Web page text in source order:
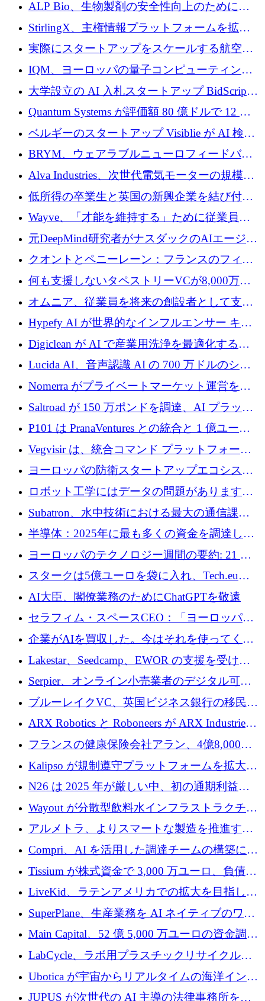
ALP Bio、生物製剤の安全性向上のために
Venture Kick から 16 万 1,000 ユーロを調達
StirlingX、主権情報プラットフォームを拡張
するためにシリーズ A で 2,000 万ドルを確保
実際にスタートアップをスケールする航空イ
ノベーション モデルを学ぶ
IQM、ヨーロッパの量子コンピューティング
企業として初めて米国の主要取引所に上場
大学設立の AI 入札スタートアップ BidScript
がプレシード資金総額 100 万ドルを突破
Quantum Systems が評価額 80 億ドルで 12 億
ドルを調達
ベルギーのスタートアップ Visiblie が AI 検索
の可視化のために 50 万ユーロを調達
BRYM、ウェアラブルニューロフィードバッ
クプラットフォームの開発に65万ユーロを確
Alva Industries、次世代電気モーターの規模拡
大に 1,600 万ユーロを調達
低所得の卒業生と英国の新興企業を結び付け
るためにCommon Pathを開始
Wayve、「才能を維持する」ために従業員に
8,500万ドルの株式公開買い付けを実施
元DeepMind研究者がナスダックのAIエージェ
ントを拡張するためにCreandumの資金調達で
記録を獲得
クオントとペニーレーン：フランスのフィン
テックの友人と敵
何も支援しないタペストリーVCが8,000万ド
ルの資金を調達、ロンドン事務所を開設
オムニア、従業員を将来の創設者として支援
するために Firedrop でファンドを立ち上げる
Hypefy AI が世界的なインフルエンサー キャ
ンペーンを自動化するためにシリーズ A で
720 万ドルを調達
Digiclean が AI で産業用洗浄を最適化するた
めに 250 万ユーロを調達
Lucida AI、音声認識 AI の 700 万ドルのシー
ドラウンドを終了
Nomerra がプライベートマーケット運営を自
動化するために 200 万ドルを調達
Saltroad が 150 万ポンドを調達、AI プラット
フォーム Ogma を買収して子ども向け言語療
法を拡大
P101 は PranaVentures との統合と 1 億ユーロ
のファンドによりシード投資に拡大
Vegvisir は、統合コマンド プラットフォーム
を通じて関連する無人システムを接続するた
めの資金を調達します
ヨーロッパの防衛スタートアップエコシステ
ムとなったハッカソン
ロボット工学にはデータの問題があります。
Macrodata Labs はそれを解決したいと考えて
Subatron、水中技術における最大の通信課題
の 1 つに取り組むために 16 万 2,000 ユーロを
確保
半導体：2025年に最も多くの資金を調達した
10社
ヨーロッパのテクノロジー週間の要約: 21 億
ユーロの取引と Tech.eu Funding Explorer
スタークは5億ユーロを袋に入れ、Tech.eu
Funding Explorerの立ち上げ、そしてルクセン
ブルクの大きな野望
AI大臣、閣僚業務のためにChatGPTを敬遠
セラフィム・スペースCEO：「ヨーロッパは
追いつきつつある」
企業がAIを買収した。今はそれを使ってくれ
る人々が必要です
Lakestar、Seedcamp、EWOR の支援を受け、
SE3 が自律システム用の空間 AI プラットフォ
ームを発表
Serpier、オンライン小売業者のデジタル可視
性向上を支援するために 140 万ユーロを調達
ブルーレイクVC、英国ビジネス銀行の移民主
導スタートアップ支援で初のファンド獲得に
ARX Robotics と Roboneers が ARX Industries
を設立し、無人地上車両の生産を拡大
フランスの健康保険会社アラン、4億8,000万
ユーロの資金調達ラウンドで合意
Kalipso が規制遵守プラットフォームを拡大す
るために 320 万ドルを調達
N26 は 2025 年が厳しい中、初の通期利益を
達成
Wayout が分散型飲料水インフラストラクチャ
プラットフォームを拡張するために 242 万ユ
ーロを調達
アルメトラ、よりスマートな製造を推進する
ためにシリーズ A で 1,630 万ユーロを確保
Compri、AI を活用した調達チームの構築に
320 万ユーロを確保
Tissium が株式資金で 3,000 万ユーロ、負債で
3,000 万ユーロを調達
LiveKid、ラテンアメリカでの拡大を目指して
Aldea を買収
SuperPlane、生産業務を AI ネイティブのワー
クフロー層に変えるために 260 万ドルを確保
Main Capital、52 億 5,000 万ユーロの資金調達
でエンタープライズ ソフトウェアの開発を倍
LabCycle、ラボ用プラスチックリサイクルシ
ステムを商業化し、焼却廃棄物を削減するた
めに43万ポンドを確保
Ubotica が宇宙からリアルタイムの海洋インテ
リジェンスを拡張するために 1,100 万ドルを
JUPUS が次世代の AI 主導の法律事務所を強